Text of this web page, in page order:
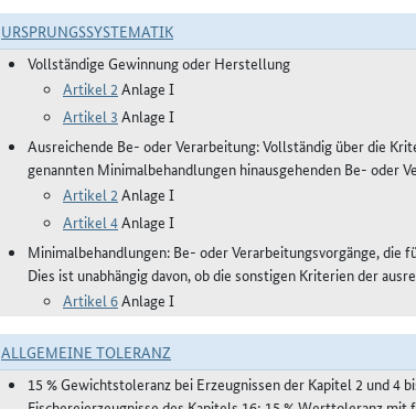
URSPRUNGSSYSTEMATIK
Vollständige Gewinnung oder Herstellung
Artikel 2 Anlage I
Artikel 3 Anlage I
Ausreichende Be- oder Verarbeitung: Vollständig über die
genannten Minimalbehandlungen hinausgehenden Be- oder
Artikel 2 Anlage I
Artikel 4Anlage I
Minimalbehandlungen: Be- oder Verarbeitungsvorgänge, die
Dies ist unabhängig davon, ob die sonstigen Kriterien der
Artikel 6Anlage I
ALLGEMEINE TOLERANZ
15 % Gewichtstoleranz bei Erzeugnissen der Kapitel 2 und 4